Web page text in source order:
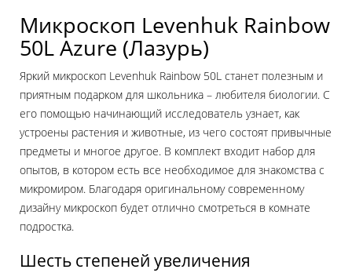
Микроскоп Levenhuk Rainbow
50L Azure (Лазурь)
Яркий микроскоп Levenhuk Rainbow 50L станет полезным и
приятным подарком для школьника – любителя биологии. С
его помощью начинающий исследователь узнает, как
устроены растения и животные, из чего состоят привычные
предметы и многое другое. В комплект входит набор для
опытов, в котором есть все необходимое для знакомства с
микромиром. Благодаря оригинальному современному
дизайну микроскоп будет отлично смотреться в комнате
подростка.
Шесть степеней увеличения